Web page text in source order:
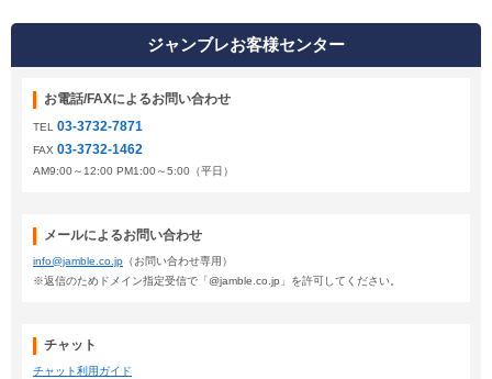
ジャンブレお客様センター
お電話/FAXによるお問い合わせ
TEL 03-3732-7871
FAX 03-3732-1462
AM9:00～12:00 PM1:00～5:00（平日）
メールによるお問い合わせ
info@jamble.co.jp （お問い合わせ専用）
※返信のためドメイン指定受信で「@jamble.co.jp」を許可してください。
チャット
チャット利用ガイド